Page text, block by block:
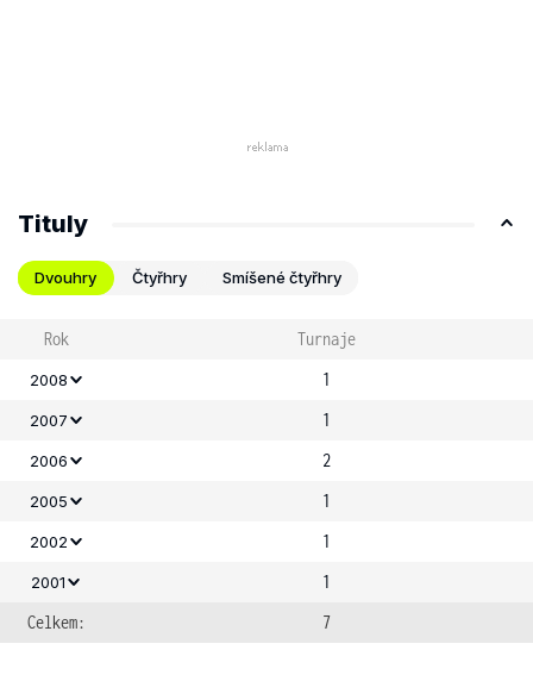
Tituly
Dvouhry Čtyřhry Smíšené čtyřhry
Rok Turnaje
2008 1
2007 1
2006 2
2005 1
2002 1
2001
1
Celkem:
7